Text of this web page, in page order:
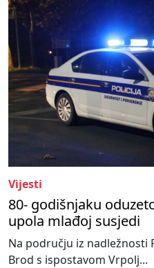
Vijesti
80- godišnjaku
upola mlađoj susjedi
Na području iz nadležnosti
Brod s ispostavom Vrpolj...